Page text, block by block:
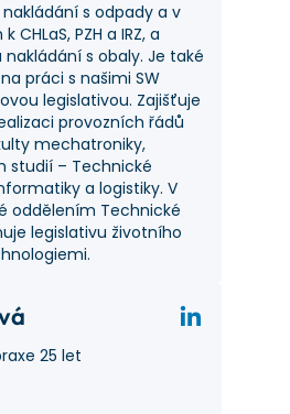
s odpady a v
PZH a IRZ, a
s obaly. Je také
práci s našimi SW
legislativou. Zajišťuje
provozních řádů
mechatroniky,
studií – Technické
a logistiky. V
oddělením Technické
legislativu životního
25 let